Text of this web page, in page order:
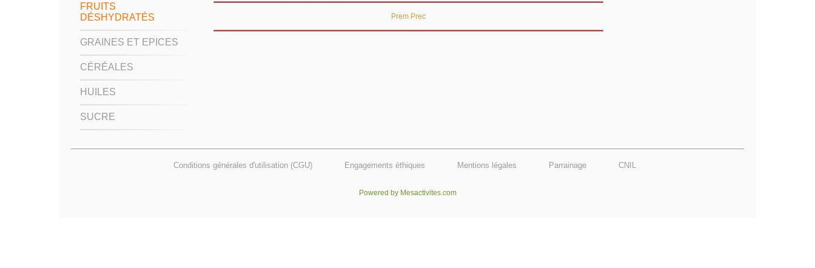
FRUITS
DÉSHYDRATÉS
GRAINES ET EPICES
CÉRÉALES
HUILES
SUCRE
Prem Prec
Conditions générales d'utilisation (CGU) Engagements éthiques Mentions légales Parrainage CNIL
Powered by Mesactivites.com